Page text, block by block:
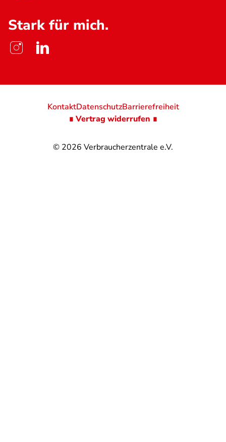
Stark für mich.
© 2026 Verbraucherzentrale e.V.
KontaktDatenschutzBarrierefreiheit
∎ Vertrag widerrufen ∎